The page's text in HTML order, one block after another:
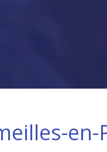
en-